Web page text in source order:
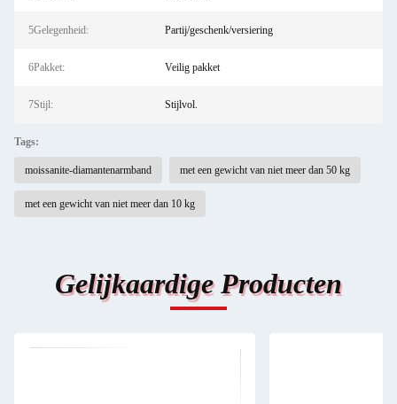
5Gelegenheid: Partij/geschenk/versiering
6Pakket: Veilig pakket
7Stijl: Stijlvol.
Tags:
moissanite-diamantenarmband met een gewicht van niet meer dan 50 kg
met een gewicht van niet meer dan 10 kg
Gelijkaardige Producten